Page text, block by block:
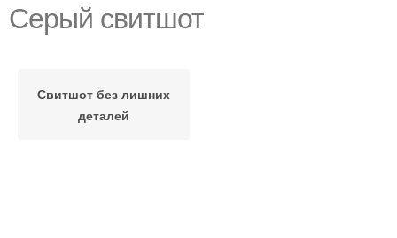
Серый свитшот
Свитшот без лишних
деталей